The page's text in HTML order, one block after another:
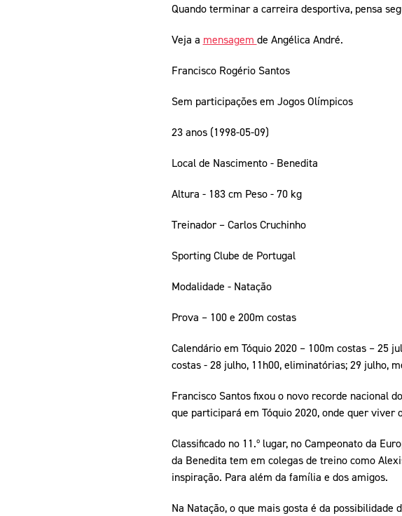
Quando terminar a carreira desportiva, pensa
Veja a mensagem de Angélica André.
Francisco Rogério Santos
Sem participações em Jogos Olímpicos
23 anos (1998-05-09)
Local de Nascimento - Benedita
Altura - 183 cm Peso - 70 kg
Treinador – Carlos Cruchinho
Sporting Clube de Portugal
Modalidade - Natação
Prova – 100 e 200m costas
Calendário em Tóquio 2020 – 100m costas – 25
costas - 28 julho, 11h00, eliminatórias; 29 julho,
Francisco Santos fixou o novo recorde nacional
que participará em Tóquio 2020, onde quer viver
Classificado no 11.º lugar, no Campeonato da
da Benedita tem em colegas de treino como
inspiração. Para além da família e dos amigos.
Na Natação, o que mais gosta é da